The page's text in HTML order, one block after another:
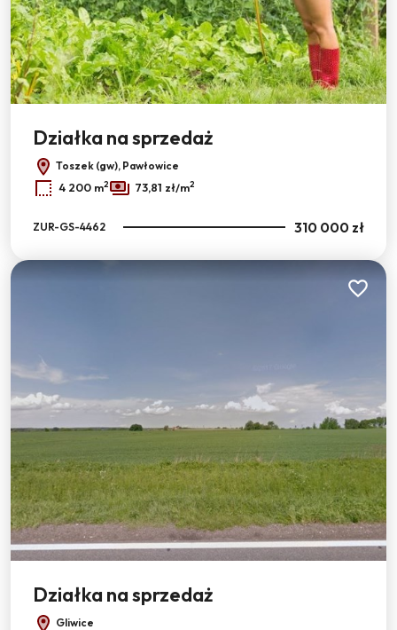
Działka na sprzedaż
Toszek (gw), Pawłowice
4 200 m2 73,81 zł/m2
ZUR-GS-4462 310 000 zł
Dodaj
Działka na sprzedaż
Gliwice